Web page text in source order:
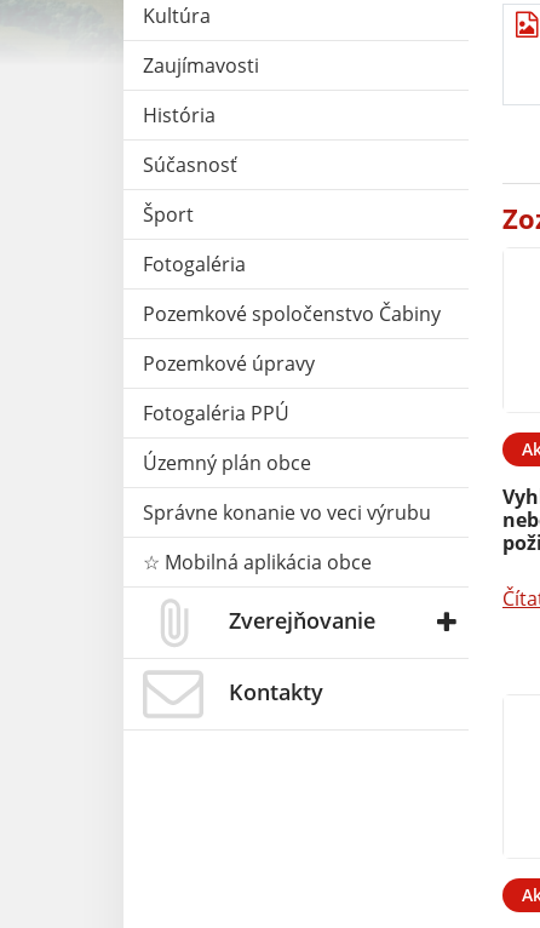
Kultúra
Zaujímavosti
História
Súčasnosť
Šport
Fotogaléria
Pozemkové spoločenstvo Čabiny
Pozemkové úpravy
Fotogaléria PPÚ
Územný plán obce
Správne konanie vo veci výrubu
☆ Mobilná aplikácia obce
Zverejňovanie
Kontakty